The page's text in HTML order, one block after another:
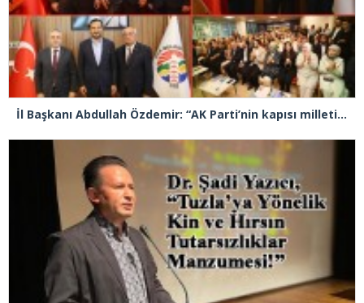
İl Başkanı Abdullah Özdemir: “AK Parti’nin kapısı milletine hizmet etmek isteyen herkese açıktır”